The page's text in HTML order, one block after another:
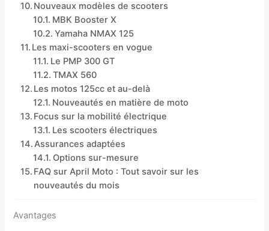
Nouveaux modèles de scooters
MBK Booster X
Yamaha NMAX 125
Les maxi-scooters en vogue
Le PMP 300 GT
TMAX 560
Les motos 125cc et au-delà
Nouveautés en matière de moto
Focus sur la mobilité électrique
Les scooters électriques
Assurances adaptées
Options sur-mesure
FAQ sur April Moto : Tout savoir sur les
nouveautés du mois
Avantages